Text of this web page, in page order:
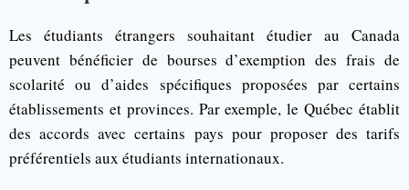
Les étudiants étrangers souhaitant étudier au Canada
peuvent bénéficier de bourses d’exemption des frais de
scolarité ou d’aides spécifiques proposées par certains
établissements et provinces. Par exemple, le Québec établit
des accords avec certains pays pour proposer des tarifs
préférentiels aux étudiants internationaux.